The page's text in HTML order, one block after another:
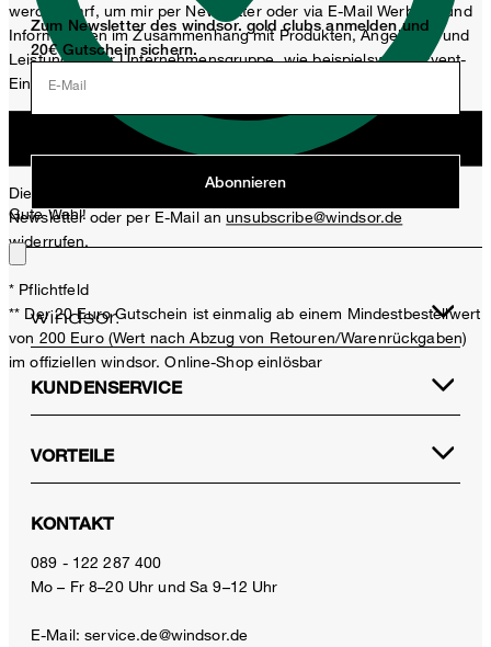
werden darf, um mir per Newsletter oder via E-Mail Werbung und
Informationen im Zusammenhang mit Produkten, Angeboten und
Leistungen der Unternehmensgruppe, wie beispielsweise Event-
Einladungen, Aktionen, Produkt-Promotions zuzusenden.
Diese Einwilligung kann ich jederzeit durch den Abmeldelink im
Newsletter oder per E-Mail anunsubscribe@windsor.de
widerrufen.
* Pflichtfeld
** Der 20 Euro Gutschein ist einmalig ab einem Mindestbestellwert
von 200 Euro (Wert nach Abzug von Retouren/Warenrückgaben)
im offiziellen windsor. Online-Shop einlösbar
Gute Wahl!
E-Mail
Zum Newsletter des windsor. gold clubs anmelden und
20€ Gutschein sichern.
Abonnieren
KUNDENSERVICE
VORTEILE
KONTAKT
089 - 122 287 400
Mo – Fr 8–20 Uhr und Sa 9–12 Uhr
E-Mail:service.de@windsor.de